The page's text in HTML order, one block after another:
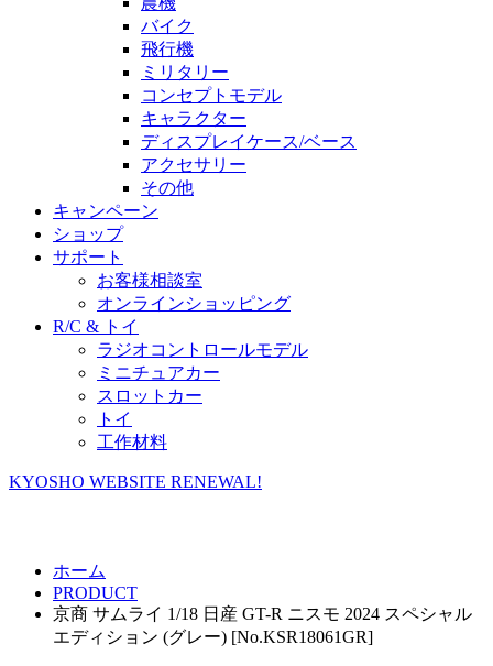
バイク
飛行機
ミリタリー
コンセプトモデル
キャラクター
ディスプレイケース/ベース
アクセサリー
その他
キャンペーン
ショップ
サポート
お客様相談室
オンラインショッピング
R/C & トイ
ラジオコントロールモデル
ミニチュアカー
スロットカー
トイ
工作材料
KYOSHO WEBSITE RENEWAL!
ホーム
PRODUCT
京商 サムライ 1/18 日産 GT-R ニスモ 2024 スペシャル
エディション (グレー) [No.KSR18061GR]